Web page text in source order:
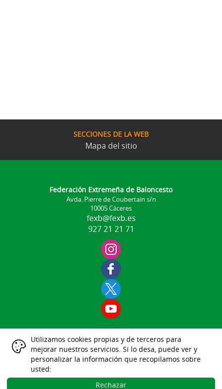
SECCIONES DE LA WEB
Mapa del sitio
Federación Extremeña de Baloncesto
Avda. Pierre de Coubertain s/n
10005 Cáceres
fexb@fexb.es
927 21 21 71
Aviso Legal
|
Datos Identificativos
||
Política de Cookies
||
Utilizamos cookies propias y de terceros para
mejorar nuestros servicios. Si lo desa, puede ver y
personalizar la información que recopilamos sobre
usted:
Rechazar